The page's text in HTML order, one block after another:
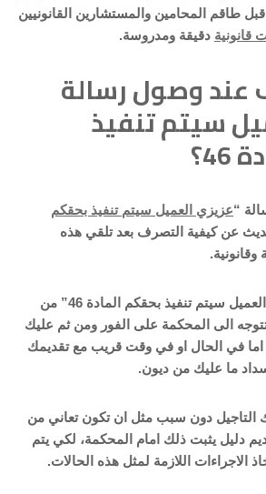
طاقم المحامين والمستشارين القانونيين
قانونية دقيقة ومدروسة.
وصول رسالة
سيتم تنفيذ
“عزيزي العميل سيتم تنفيذ بحقكم
عن كيفية التصرف بعد تلقي هذه
لذا اذا وصلتك “عزيزي العميل سيتم تنفيذ بحقكم المادة 46” من
الى المحكمة على الفور ومن ثم عليك
في الحال او في وقت قريب مع تقديمك
ما عليك من ديون.
دون سبب مثل ان تكون تعاني من
دليل يثبت ذلك امام المحكمة، لكي يتم
الاجراءات اللازمة لمثل هذه الحالات.